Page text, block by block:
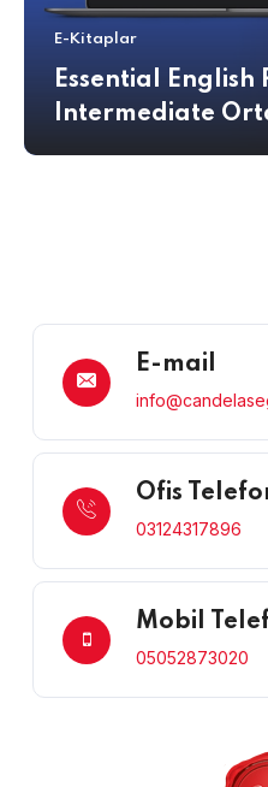
E-Kitaplar
Essential English
Intermediate
E-mail
Ofis
03124317896
Mobil
05052873020